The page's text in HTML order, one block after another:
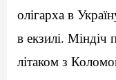
олігарха в
в екзилі. Міндіч
літаком з